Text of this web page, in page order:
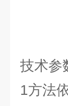
技术参
1方法